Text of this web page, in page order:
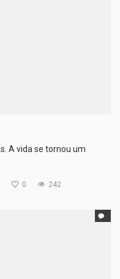
A vida se tornou um
0 242